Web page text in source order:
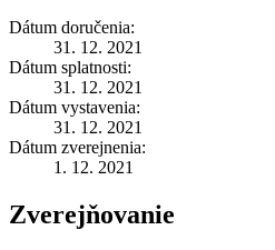
Dátum doručenia:
31. 12. 2021
Dátum splatnosti:
31. 12. 2021
Dátum vystavenia:
31. 12. 2021
Dátum zverejnenia:
1. 12. 2021
Zverejňovanie